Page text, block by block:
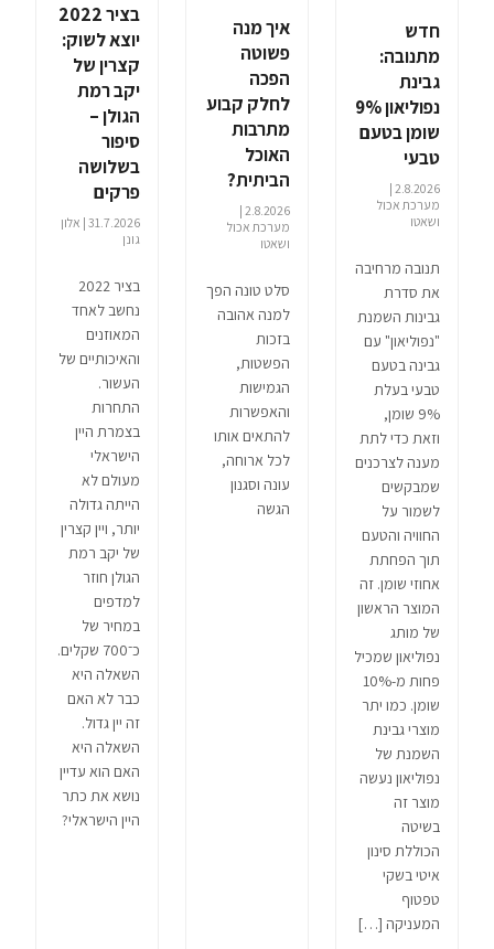
חדש
מתנובה:
גבינת
נפוליאון 9%
שומן בטעם
טבעי
2.8.2026 |
מערכת אכול
ושאטו
תנובה מרחיבה
את סדרת
גבינות השמנת
"נפוליאון" עם
גבינה בטעם
טבעי בעלת
9% שומן,
וזאת כדי לתת
מענה לצרכנים
שמבקשים
לשמור על
החוויה והטעם
תוך הפחתת
אחוזי שומן. זה
המוצר הראשון
של מותג
נפוליאון שמכיל
פחות מ-10%
שומן. כמו יתר
מוצרי גבינת
השמנת של
נפוליאון נעשה
מוצר זה
בשיטה
הכוללת סינון
איטי בשקי
טפטוף
המעניקה […]
איך מנה
פשוטה
הפכה
לחלק קבוע
מתרבות
האוכל
הביתית?
2.8.2026 |
מערכת אכול
ושאטו
סלט טונה הפך
למנה אהובה
בזכות
הפשטות,
הגמישות
והאפשרות
להתאים אותו
לכל ארוחה,
עונה וסגנון
הגשה
בציר 2022
יוצא לשוק:
קצרין של
יקב רמת
הגולן –
סיפור
בשלושה
פרקים
31.7.2026 | אלון
גונן
בציר 2022
נחשב לאחד
המאוזנים
והאיכותיים של
העשור.
התחרות
בצמרת היין
הישראלי
מעולם לא
הייתה גדולה
יותר, ויין קצרין
של יקב רמת
הגולן חוזר
למדפים
במחיר של
כ־700 שקלים.
השאלה היא
כבר לא האם
זה יין גדול.
השאלה היא
האם הוא עדיין
נושא את כתר
היין הישראלי?